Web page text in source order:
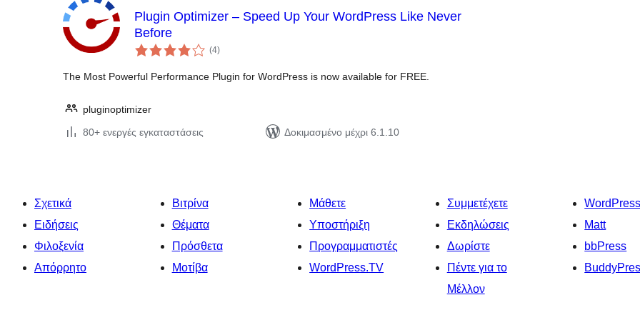
Plugin Optimizer – Speed Up Your WordPress Like Never
Before
(4αξιολογήσεις
σύνολο
)
The Most Powerful Performance Plugin for WordPress is now available for FREE.
pluginoptimizer
80+ ενεργές εγκαταστάσεις
Δοκιμασμένο μέχρι 6.1.10
Σχετικά
Ειδήσεις
Φιλοξενία
Απόρρητο
Βιτρίνα
Θέματα
Πρόσθετα
Μοτίβα
Μάθετε
Υποστήριξη
Προγραμματιστές
WordPress.TV
Συμμετέχετε
Εκδηλώσεις
Δωρίστε
Πέντε για το
Μέλλον
Matt
bbPress